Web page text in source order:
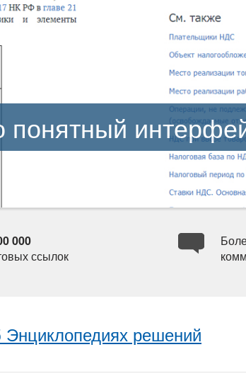
понятный
000
ссылок
Энциклопедиях решений